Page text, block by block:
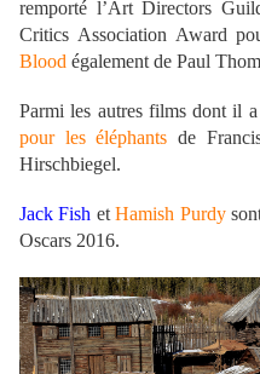
remporté l’Art Directors
Critics Association Award
Blood également de Paul
Parmi les autres films dont il
pour les éléphants de
Hirschbiegel.
Jack Fish etHamish Purdy
Oscars 2016.